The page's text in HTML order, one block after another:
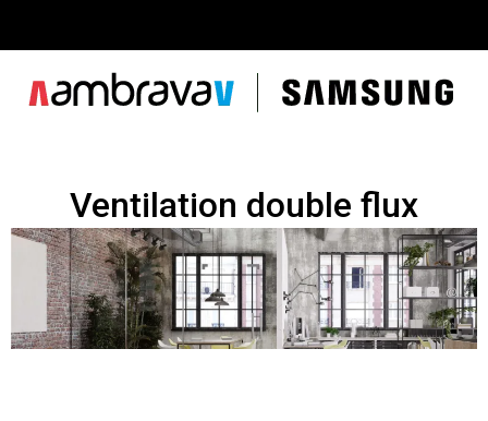
Ventilation double flux